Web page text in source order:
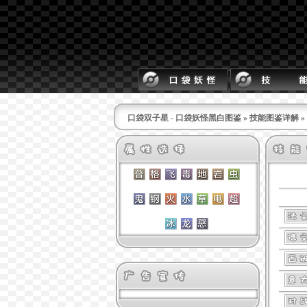
口袋双子星 - 口袋妖怪黑白图鉴 » 技能图鉴详解 »